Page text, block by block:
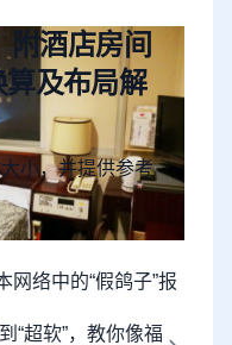
附酒店房间
及布局解
小，并提供参考
网络中的“假鸽子”报
“超软”，教你像福